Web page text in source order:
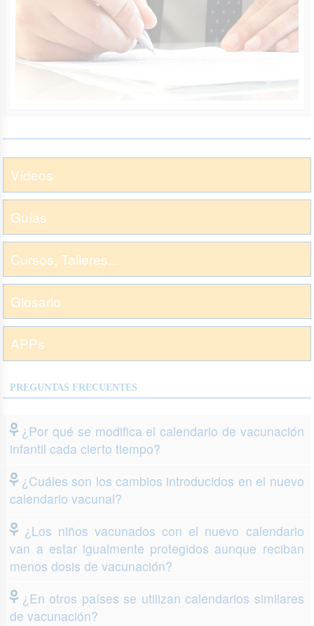
Vídeos
Guías
Cursos, Talleres...
Glosario
APPs
PREGUNTAS FRECUENTES
¿Por qué se modifica el calendario de vacunación
infantil cada cierto tiempo?
¿Cuáles son los cambios introducidos en el nuevo
calendario vacunal?
¿Los niños vacunados con el nuevo calendario
van a estar igualmente protegidos aunque reciban
menos dosis de vacunación?
¿En otros países se utilizan calendarios similares
de vacunación?